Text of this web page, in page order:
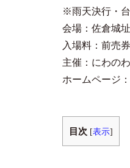
※雨天決行・
会場：佐倉城
入場料：前売
主催：にわの
ホームページ：
目次 [表示]